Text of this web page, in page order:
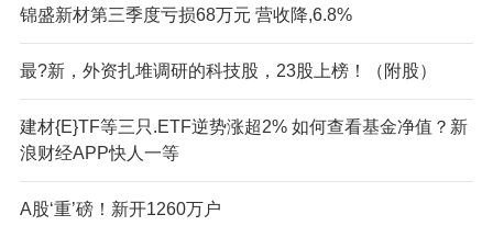
锦盛新材第三季度亏损68万元 营收降,6.8%
最?新，外资扎堆调研的科技股，23股上榜！（附股）
建材{E}TF等三只.ETF逆势涨超2% 如何查看基金净值？新
浪财经APP快人一等
A股‘重’磅！新开1260万户